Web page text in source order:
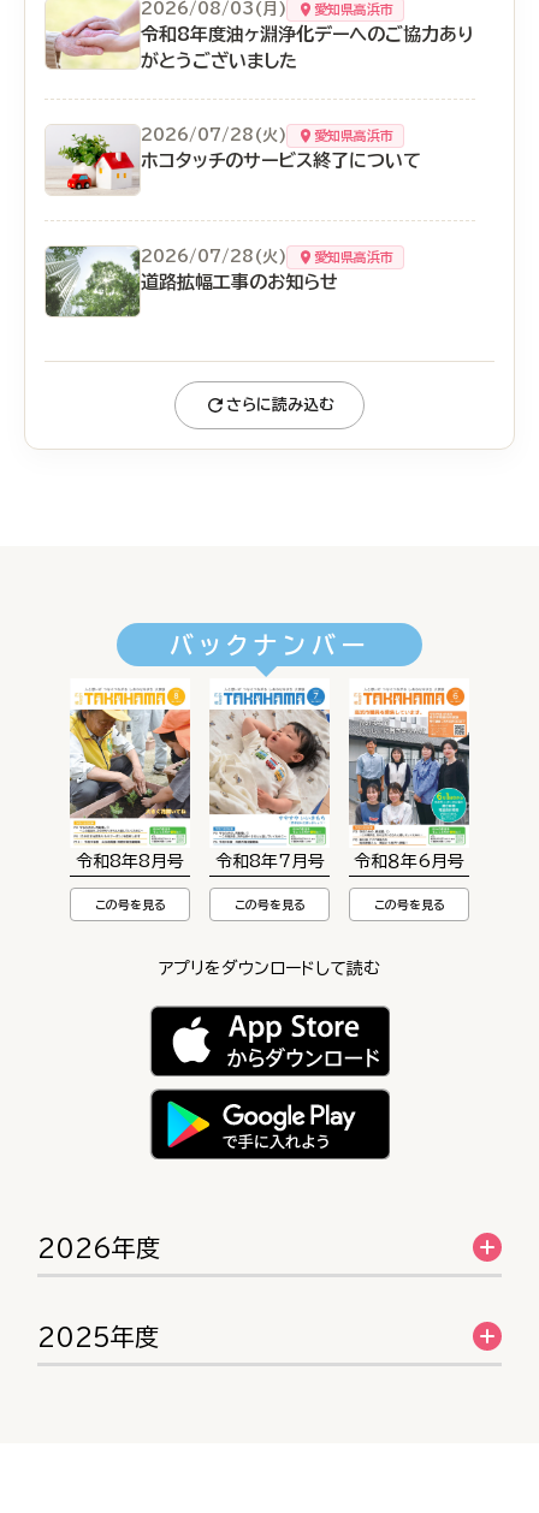
2026/08/03(月) 愛知県高浜市
令和8年度油ヶ淵浄化デーへのご協力あり
がとうございました
2026/07/28(火) 愛知県高浜市
ホコタッチのサービス終了について
2026/07/28(火) 愛知県高浜市
道路拡幅工事のお知らせ
さらに読み込む
バックナンバー
令和8年8月号
この号を見る
令和8年7月号
この号を見る
令和８年6月号
この号を見る
アプリをダウンロードして読む
2026年度
2025年度